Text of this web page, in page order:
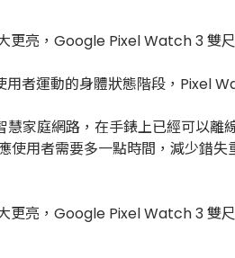
者運動的身體狀態階段，Pixel
庭網路，在手錶上已經可以離
用者需要多一點時間，減少錯失